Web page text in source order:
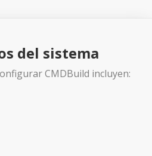
del sistema
CMDBuild incluyen: